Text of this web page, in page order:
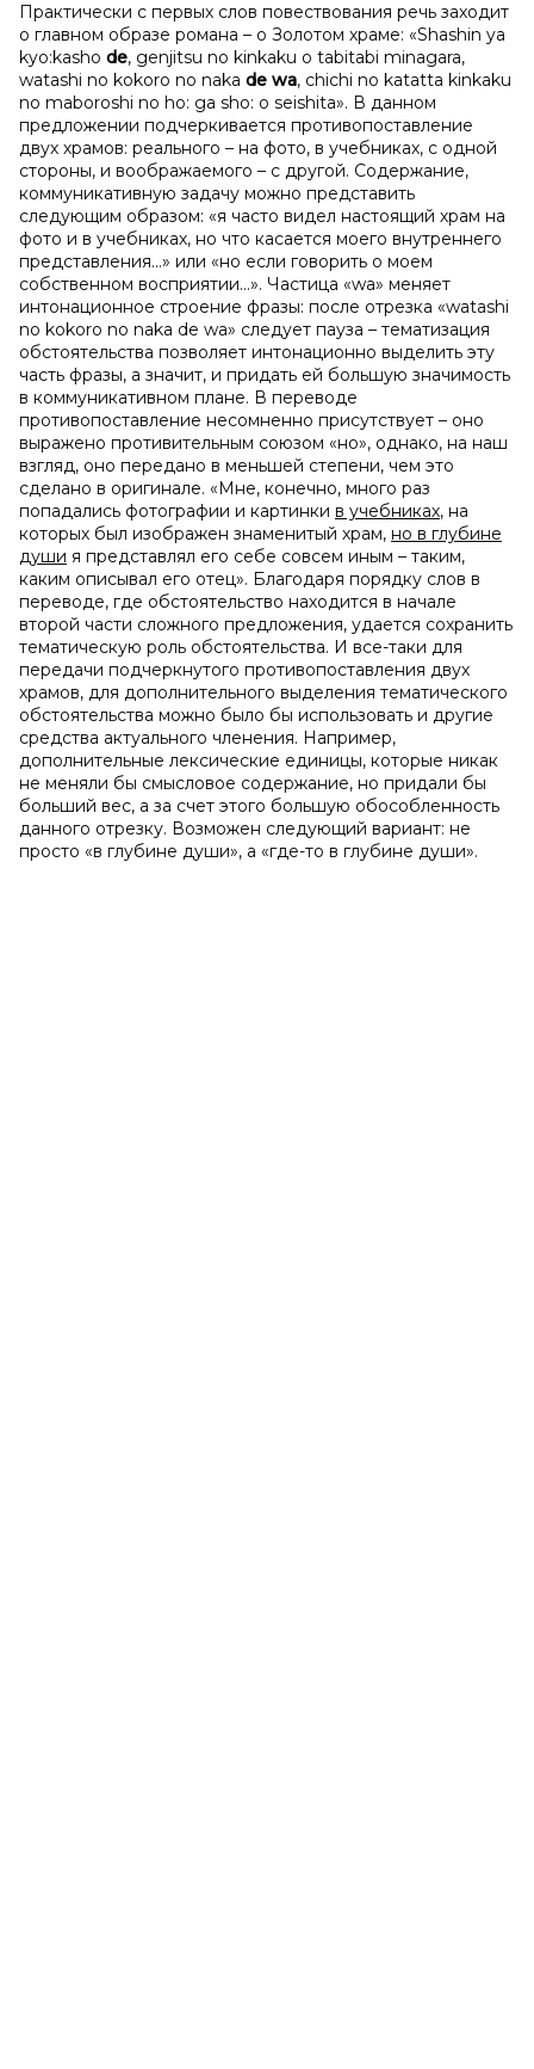
Практически с первых слов повествования речь заходит
о главном образе романа – о Золотом храме: «Shashin ya
kyo:kasho de, genjitsu no kinkaku o tabitabi minagara,
watashi no kokoro no naka de wa, chichi no katatta kinkaku
no maboroshi no ho: ga sho: o seishita». В данном
предложении подчеркивается противопоставление
двух храмов: реального – на фото, в учебниках, с одной
стороны, и воображаемого – с другой. Содержание,
коммуникативную задачу можно представить
следующим образом: «я часто видел настоящий храм на
фото и в учебниках, но что касается моего внутреннего
представления...» или «но если говорить о моем
собственном восприятии...». Частица «wa» меняет
интонационное строение фразы: после отрезка «watashi
no kokoro no naka de wa» следует пауза – тематизация
обстоятельства позволяет интонационно выделить эту
часть фразы, а значит, и придать ей большую значимость
в коммуникативном плане. В переводе
противопоставление несомненно присутствует – оно
выражено противительным союзом «но», однако, на наш
взгляд, оно передано в меньшей степени, чем это
сделано в оригинале. «Мне, конечно, много раз
попадались фотографии и картинки в учебниках, на
которых был изображен знаменитый храм, но в глубине
души я представлял его себе совсем иным – таким,
каким описывал его отец». Благодаря порядку слов в
переводе, где обстоятельство находится в начале
второй части сложного предложения, удается сохранить
тематическую роль обстоятельства. И все-таки для
передачи подчеркнутого противопоставления двух
храмов, для дополнительного выделения тематического
обстоятельства можно было бы использовать и другие
средства актуального членения. Например,
дополнительные лексические единицы, которые никак
не меняли бы смысловое содержание, но придали бы
больший вес, а за счет этого большую обособленность
данного отрезку. Возможен следующий вариант: не
просто «в глубине души», а «где-то в глубине души».